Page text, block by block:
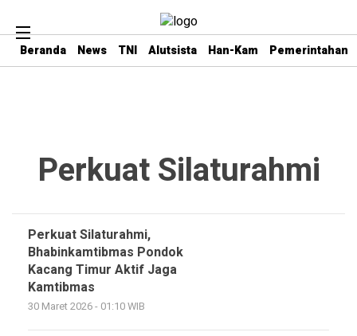
Beranda News TNI Alutsista Han-Kam Pemerintahan
Perkuat Silaturahmi
Perkuat Silaturahmi,
Bhabinkamtibmas Pondok
Kacang Timur Aktif Jaga
Kamtibmas
30 Maret 2026 - 01:10 WIB